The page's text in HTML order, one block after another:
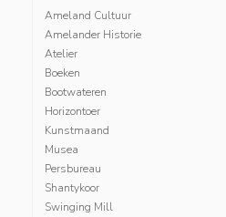
Ameland Cultuur
Amelander Historie
Atelier
Boeken
Bootwateren
Horizontoer
Kunstmaand
Musea
Persbureau
Shantykoor
Swinging Mill